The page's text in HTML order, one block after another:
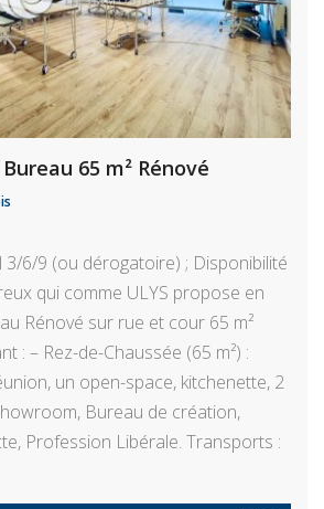
65 m² Rénové
3/6/9 (ou dérogatoire) ; Disponibilité
qui comme ULYS propose en
Rénové sur rue et cour 65 m²
: – Rez-de-Chaussée (65 m²) :
un open-space, kitchenette, 2
Bureau de création,
Profession Libérale. Transports :